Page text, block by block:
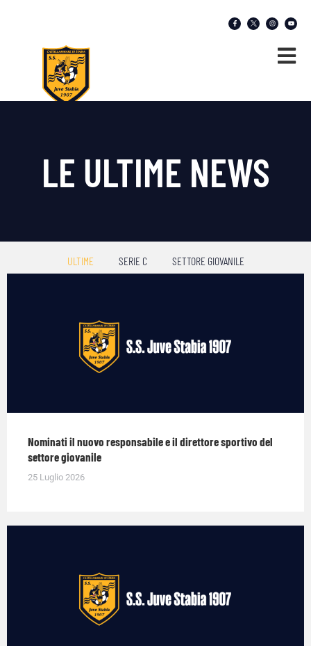
LE ULTIME NEWS
ULTIME SERIE C SETTORE GIOVANILE
Nominati il nuovo responsabile e il direttore sportivo del
settore giovanile
25 Luglio 2026